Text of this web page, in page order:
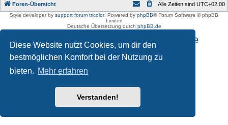
Diese Website nutzt Cookies, um dir den
bestmöglichen Komfort bei der Nutzung zu
bieten. Mehr erfahren
Verstanden!
Foren-Übersicht Alle Zeiten sind UTC+02:00
Style developer by support forum tricolor, Powered by phpBB® Forum Software © phpBB
Limited
Deutsche Übersetzung durch phpBB.de
Impressum und Datenschutzhinweise